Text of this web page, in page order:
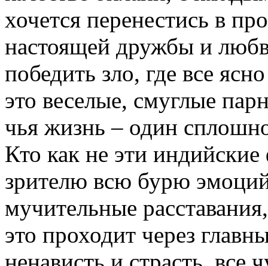
хочется перенестись в
настоящей дружбы и
победить зло, где все
это веселые, смуглые
чья жизнь – один
Кто как не эти
зрителю всю бурю
мучительные
это проходит через